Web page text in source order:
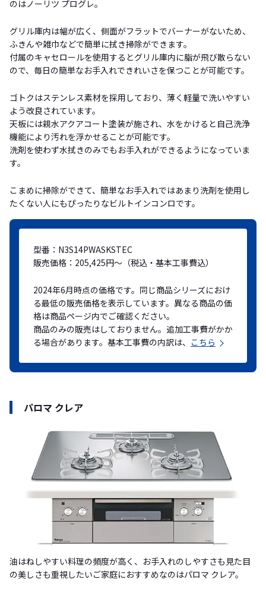
のはノーリツ プログレ。
グリル庫内は幅が広く、側面がフラットでバーナーがないため、
ふきんや雑巾などで簡単に拭き掃除ができます。
付属のキャセロールを使用するとグリル庫内に脂が飛び散らない
ので、毎日の簡単なお手入れできれいさを保つことが可能です。
ゴトクはステンレス素材を採用しており、薄く軽量で洗いやすい
よう改良されています。
天板には親水アクアコート塗装が施され、水をかけると自己洗浄
機能により汚れを浮かせることが可能です。
洗剤を使わず水拭きのみでもお手入れができるようになっていま
す。
こまめに掃除ができて、簡単なお手入れではあまり洗剤を使用し
たくない人にもぴったりなビルトインコンロです。
型番：N3S14PWASKSTEC
販売価格：205,425円～（税込・基本工事費込）
2024年6月時点の価格です。同じ商品シリーズにおけ
る最低の販売価格を表示しています。異なる商品の価
格は商品ページ内でご確認ください。
商品のみの販売はしておりません。追加工事費がかか
る場合があります。基本工事費の内訳は、 こちら
パロマ クレア
油はねしやすい料理の頻度が高く、お手入れのしやすさも見た目
の美しさも重視したいご家庭におすすめなのはパロマ クレア。